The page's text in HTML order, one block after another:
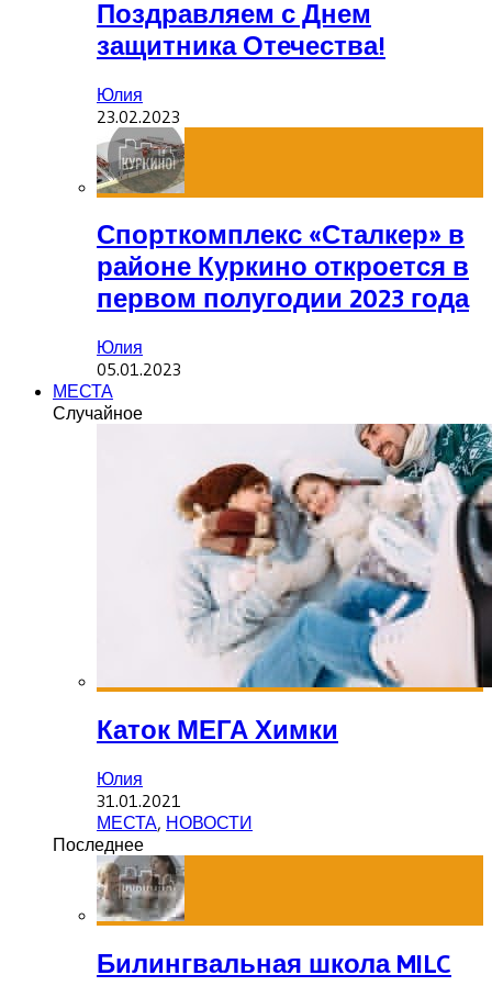
Поздравляем с Днем
защитника Отечества!
Юлия
23.02.2023
Спорткомплекс «Сталкер» в
районе Куркино откроется в
первом полугодии 2023 года
Юлия
05.01.2023
МЕСТА
Случайное
Каток МЕГА Химки
Юлия
31.01.2021
МЕСТА, НОВОСТИ
Последнее
Билингвальная школа MILC